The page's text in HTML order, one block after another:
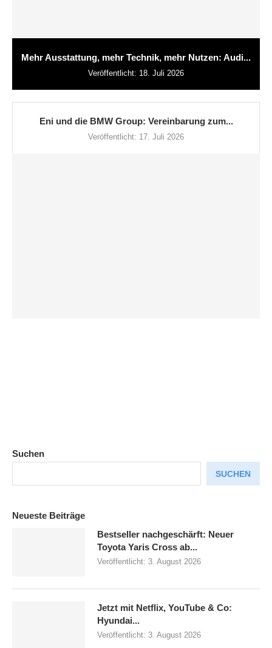
Mehr Ausstattung, mehr Technik, mehr Nutzen: Audi...
Veröffentlicht: 18. Juli 2026
Eni und die BMW Group: Vereinbarung zum...
Veröffentlicht: 17. Juli 2026
Suchen
SUCHEN
Neueste Beiträge
Bestseller nachgeschärft: Neuer
Toyota Yaris Cross ab...
Veröffentlicht: 3. August 2026
Jetzt mit Netflix, YouTube & Co:
Hyundai...
Veröffentlicht: 3. August 2026